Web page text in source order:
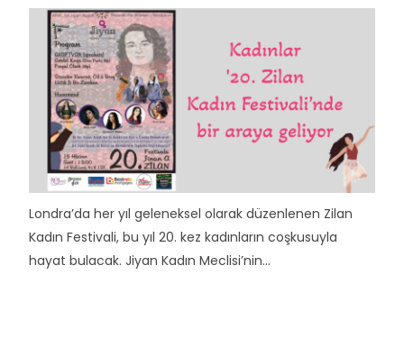
Londra’da her yıl geleneksel olarak düzenlenen Zilan
Kadın Festivali, bu yıl 20. kez kadınların coşkusuyla
hayat bulacak. Jiyan Kadın Meclisi’nin...